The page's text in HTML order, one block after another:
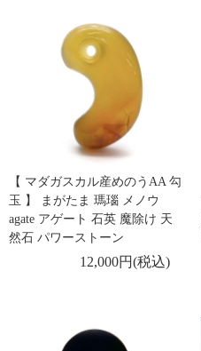
【 マダガスカル産めのうAA 勾
玉 】 まがたま 瑪瑙 メノウ
agate アゲート 石英 魔除け 天
然石 パワーストーン
12,000円(税込)